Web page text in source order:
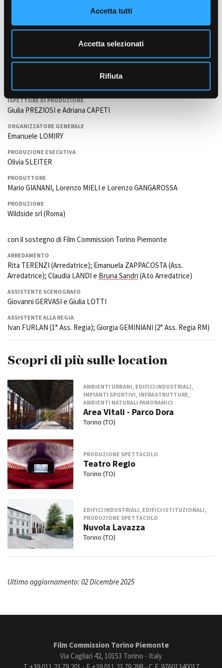
Accetta tutti
Accetta selezionati
Rifiuta
(MdP); Luca CENA (Botticella). Daniele STARNONI (VFX Chromatica)
INTERPRETI
Fabio De Luigi, Pif, Ilenia Pastorelli, Enzo Casertano, Sergio
ISPETTORE DI PRODUZIONE
Giulia PREZIOSI e Adriana CAPETI
ORGANIZZATORE GENERALE
Emanuele LOMIRY
PRODUZIONE ESECUTIVA
Olivia SLEITER
PRODUTTORE
Mario GIANANI, Lorenzo MIELI e Lorenzo GANGAROSSA
PRODUZIONE
Wildside srl (Roma)
con il sostegno di Film Commission Torino Piemonte
ARREDAMENTO
Rita TERENZI (Arredatrice); Emanuela ZAPPACOSTA (Ass.
Arredatrice); Claudia LANDI e Bruna Sandri (A.to Arredatrice)
ASSISTENTE SCENOGRAFO
Giovanni GERVASI e Giulia LOTTI
ASSISTENTE ALLA REGIA
Ivan FURLAN (1° Ass. Regia); Giorgia GEMINIANI (2° Ass. Regia RM)
Scopri di più sulle location
AMBIENTI URBANI, EDIFICI INDUSTRIALI,
IMPIANTI SPORTIVI, INFRASTRUTTURE,
AMBIENTI NATURALI PANORAMICI
Area Vitali - Parco Dora
Torino (TO)
PRODUZIONE SPETTACOLO
Teatro Regio
Torino (TO)
EDIFICI INDUSTRIALI, EDIFICI ISTITUZIONALI,
PRODUZIONE SPETTACOLO
Nuvola Lavazza
Torino (TO)
Ultimo aggiornamento: 02 Dicembre 2025
Film Commission Torino Piemonte
Via Cagliari 42, 10153 Torino - Italy